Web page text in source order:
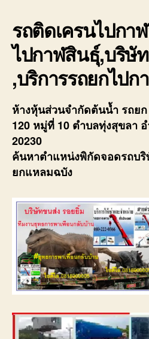
รถติดเครนไปกา
ไปกาฬสินธุ์,บริษั
,บริการรถยกไป
ห้างหุ้นส่วนจำกัดต้นน้ำ รถย
120 หมู่ที่ 10 ตำบลทุ่งสุขลา
20230
ค้นหาตำแหน่งพิกัดจอดรถบ
ยกแหลมฉบัง